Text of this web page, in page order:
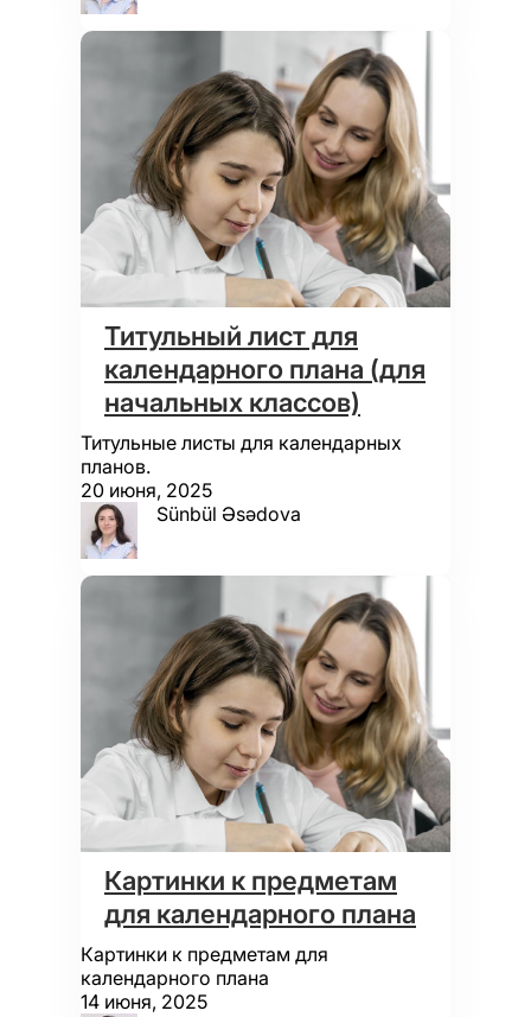
Титульный лист для
календарного плана (для
начальных классов)
Титульные листы для календарных
планов.
20 июня, 2025
Sünbül Əsədova
Картинки к предметам
для календарного плана
Картинки к предметам для
календарного плана
14 июня, 2025